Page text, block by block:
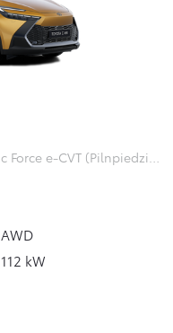
Premiere Edition 2.0 Hybrid Dynamic Force e-CVT (Pilnpiedziņa) (112 kW)
AWD
112 kW